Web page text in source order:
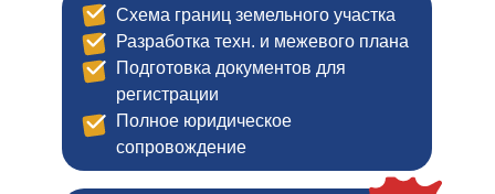
Схема границ земельного участка
Разработка техн. и межевого плана
Подготовка документов для
регистрации
Полное юридическое
сопровождение